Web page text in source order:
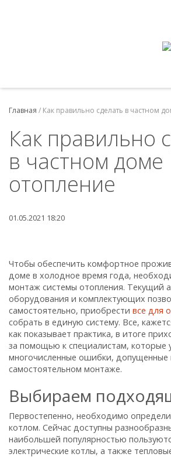
Главная / Как правильно сделать в частном
Как правильно
в частном доме
отопление
01.05.2021 18:20
Чтобы обеспечить комфортное
доме в холодное время года,
монтаж системы отопления. Текущий
оборудования и комплектующих
самостоятельно, приобрести все для
собрать в единую систему. Все,
как показывает практика, в итоге
за помощью к специалистам, которые
многочисленные ошибки, допущенные
самостоятельном монтаже.
Выбираем
Первостепенно, необходимо
котлом. Сейчас доступны
наибольшей популярностью
электрические котлы, а также